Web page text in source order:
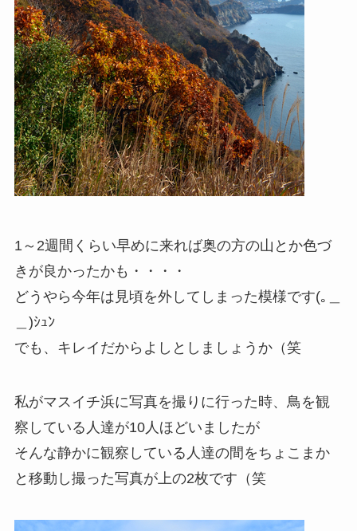
1～2週間くらい早めに来れば奥の方の山とか色づ
きが良かったかも・・・・
どうやら今年は見頃を外してしまった模様です(｡＿
＿)ｼｭﾝ
でも、キレイだからよしとしましょうか（笑
私がマスイチ浜に写真を撮りに行った時、鳥を観
察している人達が10人ほどいましたが
そんな静かに観察している人達の間をちょこまか
と移動し撮った写真が上の2枚です（笑